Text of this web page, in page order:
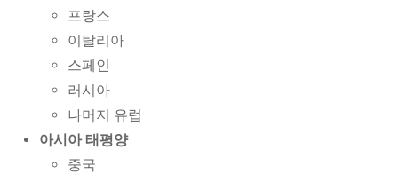
프랑스
이탈리아
스페인
러시아
나머지 유럽
아시아 태평양
중국